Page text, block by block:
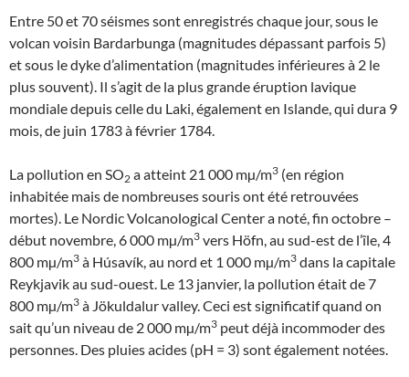
Entre 50 et 70 séismes sont enregistrés chaque jour, sous le
volcan voisin Bardarbunga (magnitudes dépassant parfois 5)
et sous le dyke d’alimentation (magnitudes inférieures à 2 le
plus souvent). Il s’agit de la plus grande éruption lavique
mondiale depuis celle du Laki, également en Islande, qui dura 9
mois, de juin 1783 à février 1784.
La pollution en SO2 a atteint 21 000 mµ/m3 (en région
inhabitée mais de nombreuses souris ont été retrouvées
mortes). Le Nordic Volcanological Center a noté, fin octobre –
début novembre, 6 000 mµ/m3 vers Höfn, au sud-est de l’île, 4
800 mµ/m3 à Húsavík, au nord et 1 000 mµ/m3 dans la capitale
Reykjavik au sud-ouest. Le 13 janvier, la pollution était de 7
800 mµ/m3 à Jökuldalur valley. Ceci est significatif quand on
sait qu’un niveau de 2 000 mµ/m3 peut déjà incommoder des
personnes. Des pluies acides (pH = 3) sont également notées.